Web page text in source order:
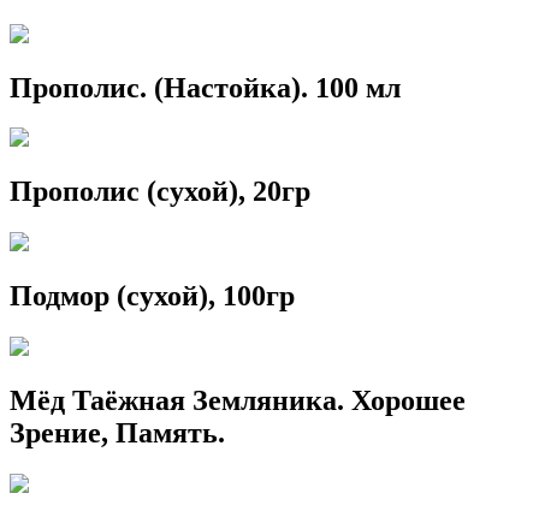
Прополис. (Настойка). 100 мл
Прополис (сухой), 20гр
Подмор (сухой), 100гр
Мёд Таёжная Земляника. Хорошее
Зрение, Память.